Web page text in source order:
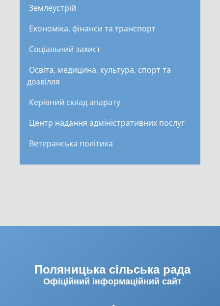
Землеустрій
Економіка, фінанси та транспорт
Соціальний захист
Освіта, медицина, культура, спорт та
дозвілля
Керівний склад апарату
Центр надання адміністративних послуг
Ветеранська політика
Поляницька сільська рада
Офіційний інформаційний сайт